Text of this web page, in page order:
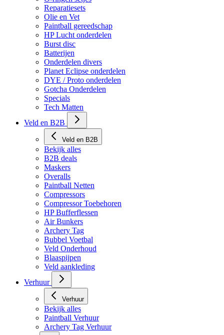
Reparatiesets
Olie en Vet
Paintball gereedschap
HP Lucht onderdelen
Burst disc
Batterijen
Onderdelen divers
Planet Eclipse onderdelen
DYE / Proto onderdelen
Gotcha Onderdelen
Specials
Tech Matten
Veld en B2B
Veld en B2B
Bekijk alles
B2B deals
Maskers
Overalls
Paintball Netten
Compressors
Compressor Toebehoren
HP Bufferflessen
Air Bunkers
Archery Tag
Bubbel Voetbal
Veld Onderhoud
Blaaspijpen
Veld aankleding
Verhuur
Verhuur
Bekijk alles
Paintball Verhuur
Archery Tag Verhuur